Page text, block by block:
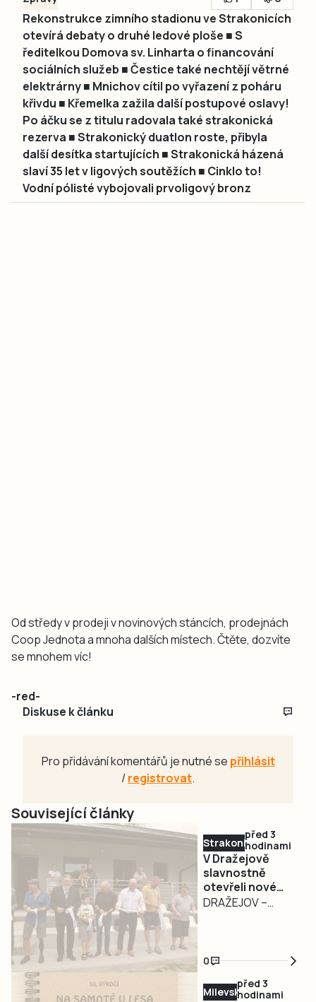
Rekonstrukce zimního stadionu ve Strakonicích
otevírá debaty o druhé ledové ploše ■ S
ředitelkou Domova sv. Linharta o financování
sociálních služeb ■ Čestice také nechtějí větrné
elektrárny ■ Mnichov cítil po vyřazení z poháru
křivdu ■ Křemelka zažila další postupové oslavy!
Po áčku se z titulu radovala také strakonická
rezerva ■ Strakonický duatlon roste, přibyla
další desítka startujících ■ Strakonická házená
slaví 35 let v ligových soutěžích ■ Cinklo to!
Vodní pólisté vybojovali prvoligový bronz
Od středy v prodeji v novinových stáncích, prodejnách
Coop Jednota a mnoha dalších místech. Čtěte, dozvíte
se mnohem víc!
-red-
Diskuse k článku
Pro přidávání komentářů je nutné se přihlásit
/registrovat.
Související články
Strakonicko
před 3
hodinami
V Dražejově
slavnostně
otevřeli nové
fotbalové
DRAŽEJOV –
dočkal významné
modernizace. V
pátek 7. srpna byly
0
Milevsko
před 3
hodinami